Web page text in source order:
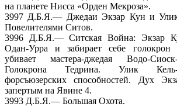
на планете Нисса «Орден Мекроза».
3997 Д.Б.Я.— Джедаи Экзар Кун и
Повелителями Ситов.
3996 Д.Б.Я.—Ситская Война: Экзар
Одан-Урра
и забирает себе голокрон
убиваетмастера-джедая Водо-
Голокрона Тедрина. Улик Кель-
форсъюзерских способностей. Дух
запертым на Явине 4.
3993 Д.Б.Я.— Большая Охота.